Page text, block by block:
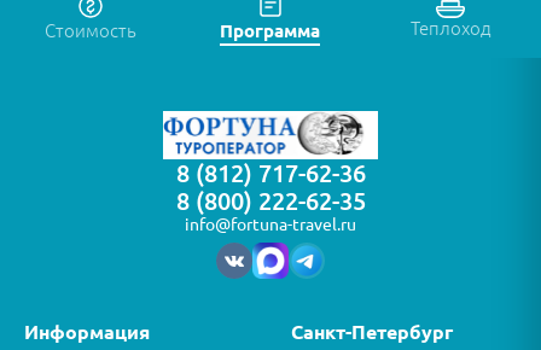
Стоимость Программа Теплоход
8 (812) 717-62-36
8 (800) 222-62-35
info@fortuna-travel.ru
Информация Санкт-Петербург